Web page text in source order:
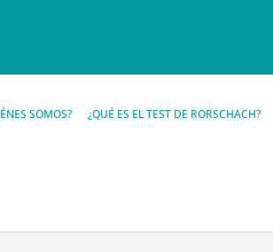
SOMOS? ¿QUÉ ES EL TEST DE RORSCHACH?